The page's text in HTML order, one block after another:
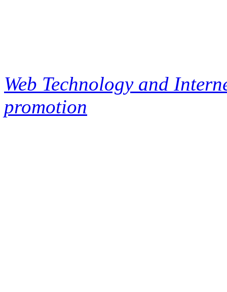
Web Technology and
promotion